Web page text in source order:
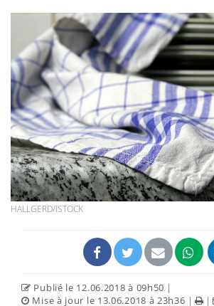
HALLGERD/ISTOCK
Publié le 12.06.2018 à 09h50 |
Mise à jour le 13.06.2018 à 23h36 | |